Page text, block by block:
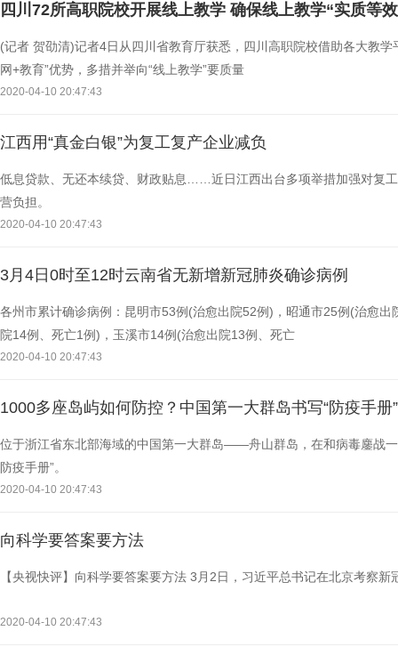
四川72所高职院校开展线上教学 确保线上教学“实质等
(记者 贺劭清)记者4日从四川省教育厅获悉，四川高职院校借助各大教学
网+教育”优势，多措并举向“线上教学”要质量
2020-04-10 20:47:43
江西用“真金白银”为复工复产企业减负
低息贷款、无还本续贷、财政贴息……近日江西出台多项举措加强对复
营负担。
2020-04-10 20:47:43
3月4日0时至12时云南省无新增新冠肺炎确诊病例
各州市累计确诊病例：昆明市53例(治愈出院52例)，昭通市25例(治愈
院14例、死亡1例)，玉溪市14例(治愈出院13例、死亡
2020-04-10 20:47:43
1000多座岛屿如何防控？中国第一大群岛书写“防疫手册”
位于浙江省东北部海域的中国第一大群岛——舟山群岛，在和病毒鏖战
防疫手册”。
2020-04-10 20:47:43
向科学要答案要方法
【央视快评】向科学要答案要方法 3月2日，习近平总书记在北京考察
2020-04-10 20:47:43